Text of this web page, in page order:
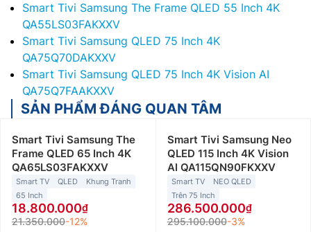
Smart Tivi Samsung The Frame QLED 55 Inch 4K
QA55LS03FAKXXV
Smart Tivi Samsung QLED 75 Inch 4K
QA75Q70DAKXXV
Smart Tivi Samsung QLED 75 Inch 4K Vision AI
QA75Q7FAAKXXV
SẢN PHẨM ĐÁNG QUAN TÂM
Smart Tivi Samsung The
Frame QLED 65 Inch 4K
QA65LS03FAKXXV
Smart TV QLED
Khung Tranh
65 Inch
18.800.000
21.350.000-12%
Smart Tivi Samsung Neo
QLED 115 Inch 4K Vision
AI QA115QN90FKXXV
Smart TV
NEO QLED
Trên 75 Inch
286.500.000
295.100.000-3%